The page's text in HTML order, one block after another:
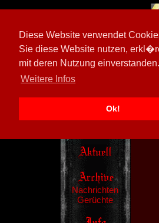
Diese Website verwendet
Sie diese Website nutzen,
mit deren Nutzung einverstanden.
Weitere Infos
Ok!
[ 605026/M3]
Nachrichten
Gerüchte